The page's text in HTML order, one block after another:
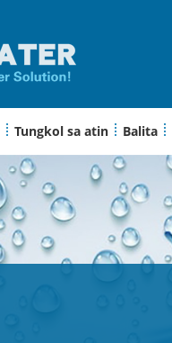
Tungkol sa atin Balita